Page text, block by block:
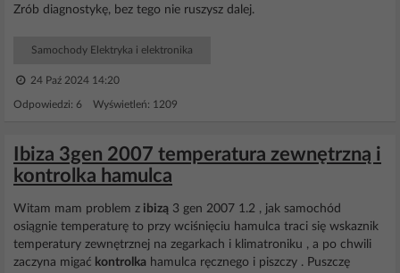
Zrób diagnostykę, bez tego nie ruszysz dalej.
Samochody Elektryka i elektronika
24 Paź 2024 14:20
Odpowiedzi: 6 Wyświetleń: 1209
Ibiza 3gen 2007 temperatura zewnętrzną i
kontrolka hamulca
Witam mam problem z ibizą 3 gen 2007 1.2 , jak samochód
osiągnie temperaturę to przy wciśnięciu hamulca traci się wskaznik
temperatury zewnętrznej na zegarkach i klimatroniku , a po chwili
zaczyna migać kontrolka hamulca ręcznego i piszczy . Puszczę